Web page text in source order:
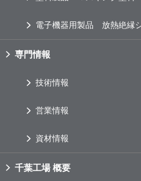
電子機器用製品 放熱絶縁
専門情報
技術情報
営業情報
資材情報
千葉工場 概要